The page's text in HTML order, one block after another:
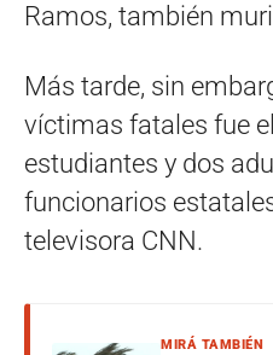
Ramos, también
Más tarde, sin
víctimas fatales fue
estudiantes y dos
funcionarios
televisora CNN.
MIRÁ TAMBIÉN